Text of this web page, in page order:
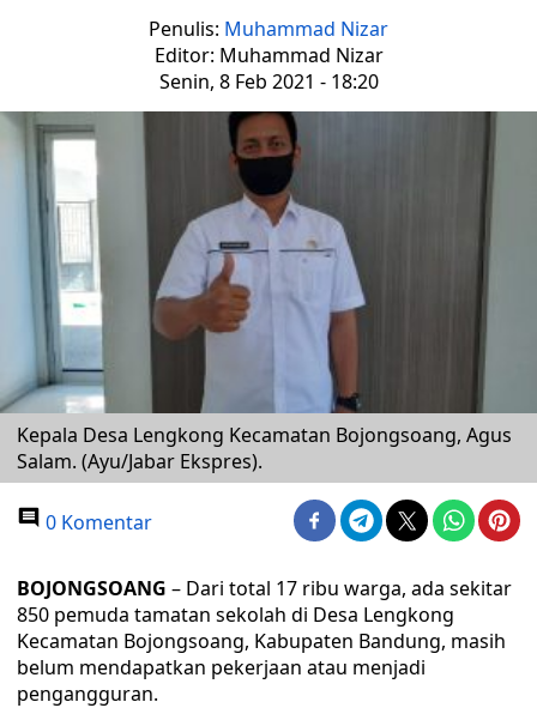
Penulis: Muhammad Nizar
Editor: Muhammad Nizar
Senin, 8 Feb 2021 - 18:20
Kepala Desa Lengkong Kecamatan Bojongsoang, Agus
Salam. (Ayu/Jabar Ekspres).
0 Komentar
BOJONGSOANG – Dari total 17 ribu warga, ada sekitar
850 pemuda tamatan sekolah di Desa Lengkong
Kecamatan Bojongsoang, Kabupaten Bandung, masih
belum mendapatkan pekerjaan atau menjadi
pengangguran.